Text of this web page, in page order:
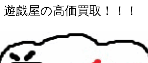
遊戯屋の高価買取！！！